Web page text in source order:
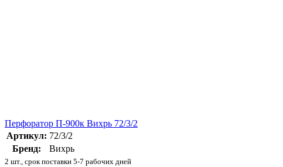
Перфоратор П-900к Вихрь 72/3/2
Артикул: 72/3/2
Бренд:
Вихрь
2 шт., срок поставки 5-7 рабочих дней